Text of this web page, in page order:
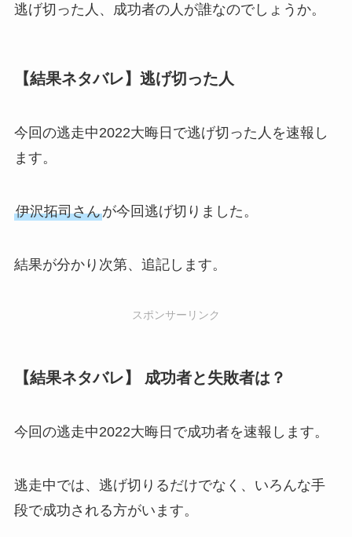
逃げ切った人、成功者の人が誰なのでしょうか。
【結果ネタバレ】逃げ切った人
今回の逃走中2022大晦日で逃げ切った人を速報し
ます。
伊沢拓司さんが今回逃げ切りました。
結果が分かり次第、追記します。
スポンサーリンク
【結果ネタバレ】 成功者と失敗者は？
今回の逃走中2022大晦日で成功者を速報します。
逃走中では、逃げ切りるだけでなく、いろんな手
段で成功される方がいます。